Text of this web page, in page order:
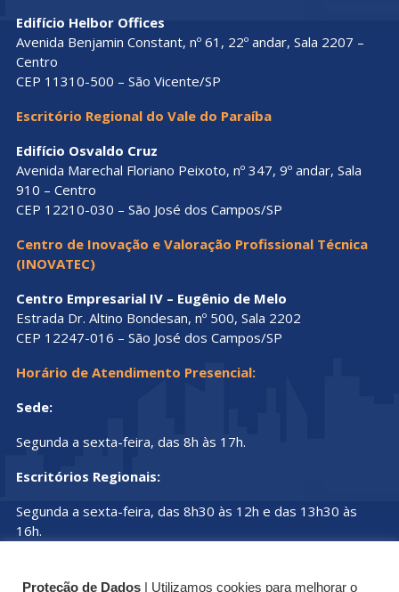
Edifício Helbor Offices
Avenida Benjamin Constant, nº 61, 22º andar, Sala 2207 –
Centro
CEP 11310-500 – São Vicente/SP
Escritório Regional do Vale do Paraíba
Edifício Osvaldo Cruz
Avenida Marechal Floriano Peixoto, nº 347, 9º andar, Sala
910 – Centro
CEP 12210-030 – São José dos Campos/SP
Centro de Inovação e Valoração Profissional Técnica
(INOVATEC)
Centro Empresarial IV – Eugênio de Melo
Estrada Dr. Altino Bondesan, nº 500, Sala 2202
CEP 12247-016 – São José dos Campos/SP
Horário de Atendimento Presencial:
Sede:
Segunda a sexta-feira, das 8h às 17h.
Escritórios Regionais:
Segunda a sexta-feira, das 8h30 às 12h e das 13h30 às
16h.
Proteção de Dados | Utilizamos cookies para melhorar o